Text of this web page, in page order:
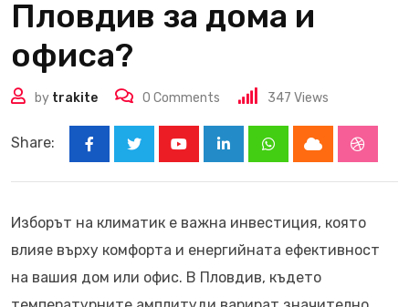
Пловдив за дома и
офиса?
by trakite 0 Comments 347 Views
Share:
LinkedInWhatsappCloud
Изборът на климатик е важна инвестиция, която
влияе върху комфорта и енергийната ефективност
на вашия дом или офис. В Пловдив, където